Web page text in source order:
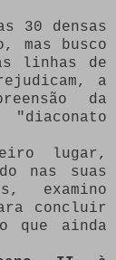
30 densas
mas busco
linhas de
a
da
lugar,
nas suas
examino
concluir
que ainda